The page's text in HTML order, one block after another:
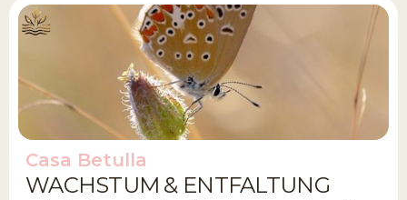
Casa Betulla
WACHSTUM & ENTFALTUNG